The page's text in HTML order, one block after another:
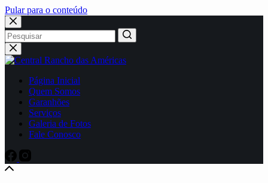
Pular para o conteúdo
No
results
Página Inicial
Quem Somos
Garanhões
Serviços
Galeria de Fotos
Fale Conosco